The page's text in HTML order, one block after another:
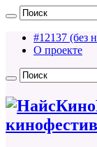
#12137 (без
О проекте